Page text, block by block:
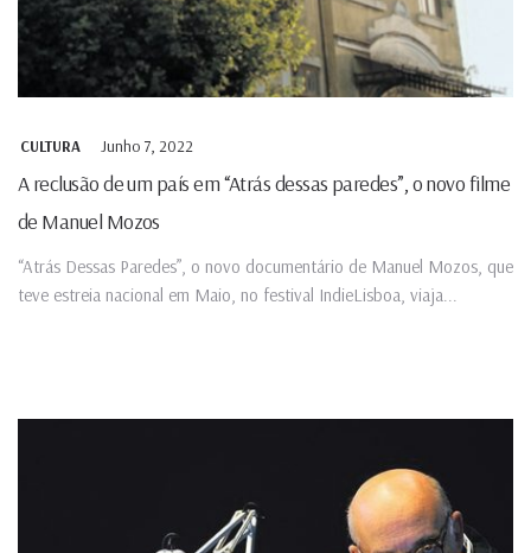
CULTURA Junho 7, 2022
A reclusão de um país em “Atrás dessas paredes”, o novo filme
de Manuel Mozos
“Atrás Dessas Paredes”, o novo documentário de Manuel Mozos, que
teve estreia nacional em Maio, no festival IndieLisboa, viaja...